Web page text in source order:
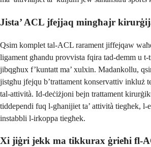
Jista’ ACL jfejjaq mingħajr
Qsim komplet tal-ACL rarament jiffejqaw
ligament għandu provvista fqira tad-demm u t-
jibqgħux f’kuntatt ma’ xulxin. Madankollu,
jistgħu jfejqu b’trattament konservattiv inkluż
tal-attività. Id-deċiżjoni bejn trattament
tiddependi fuq l-għanijiet ta’ attività tiegħek, l-
instabbli l-irkoppa tiegħek.
Xi jiġri jekk ma tikkurax ġrieħi fl-